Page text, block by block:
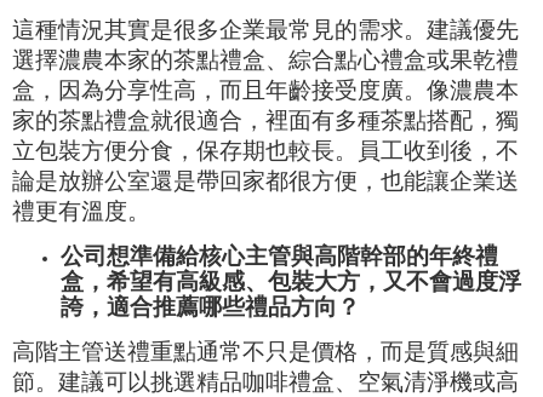
這種情況其實是很多企業最常見的需求。建議優先
選擇濃農本家的茶點禮盒、綜合點心禮盒或果乾禮
盒，因為分享性高，而且年齡接受度廣。像濃農本
家的茶點禮盒就很適合，裡面有多種茶點搭配，獨
立包裝方便分食，保存期也較長。員工收到後，不
論是放辦公室還是帶回家都很方便，也能讓企業送
禮更有溫度。
公司想準備給核心主管與高階幹部的年終禮
盒，希望有高級感、包裝大方，又不會過度浮
誇，適合推薦哪些禮品方向？
高階主管送禮重點通常不只是價格，而是質感與細
節。建議可以挑選精品咖啡禮盒、空氣清淨機或高